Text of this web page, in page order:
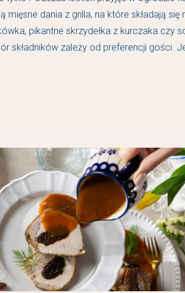
mięsne dania z grilla, na które składają się
pikantne skrzydełka z kurczaka czy
składników zależy od preferencji gości.